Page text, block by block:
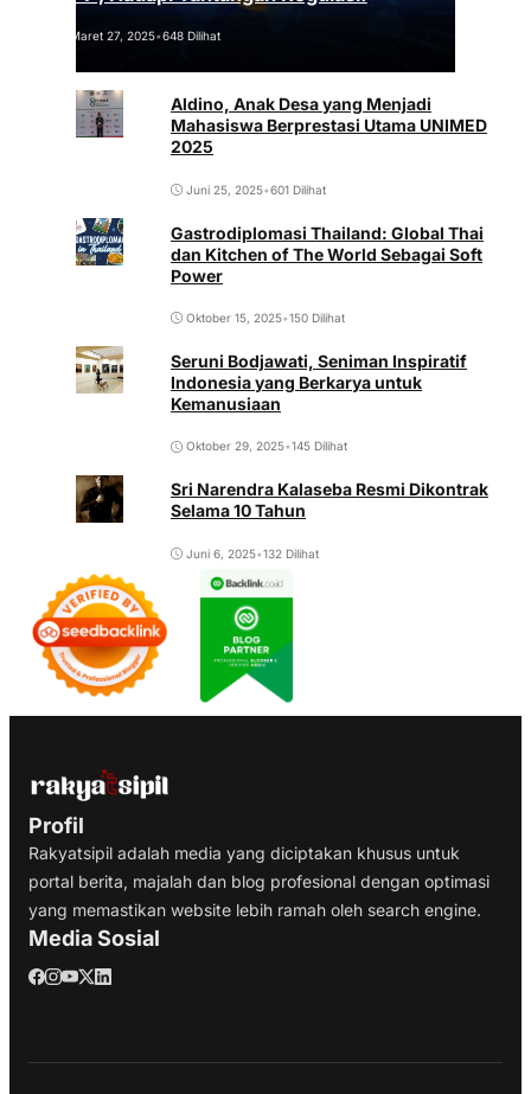
Maret 27, 2025•648 Dilihat
Aldino, Anak Desa yang Menjadi
Mahasiswa Berprestasi Utama UNIMED
2025
Juni 25, 2025•601 Dilihat
Gastrodiplomasi Thailand: Global Thai
dan Kitchen of The World Sebagai Soft
Power
Oktober 15, 2025•150 Dilihat
Seruni Bodjawati, Seniman Inspiratif
Indonesia yang Berkarya untuk
Kemanusiaan
Oktober 29, 2025•145 Dilihat
Sri Narendra Kalaseba Resmi Dikontrak
Selama 10 Tahun
Juni 6, 2025•132 Dilihat
Profil
Rakyatsipil adalah media yang diciptakan khusus untuk
portal berita, majalah dan blog profesional dengan optimasi
yang memastikan website lebih ramah oleh search engine.
Media Sosial